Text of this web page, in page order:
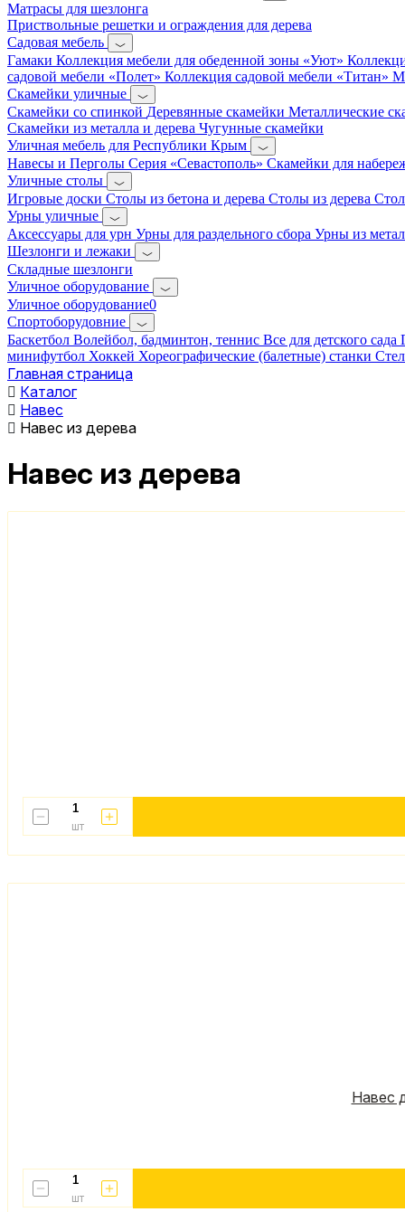
Матрасы для шезлонга
Приствольные решетки и ограждения для дерева
Садовая мебель
Гамаки Коллекция мебели для обеденной зоны «Уют»
садовой мебели «Полет» Коллекция садовой мебели «Титан»
Скамейки уличные
Скамейки со спинкой Деревянные скамейки Металлические
Скамейки из металла и дерева Чугунные скамейки
Уличная мебель для Республики Крым
Навесы и Перголы Серия «Севастополь» Скамейки для
Уличные столы
Игровые доски Столы из бетона и дерева Столы из дерева
Урны уличные
Аксессуары для урн Урны для раздельного сбора Урны из
Шезлонги и лежаки
Складные шезлонги
Уличное оборудование
Уличное оборудование0
Спортоборудовние
Баскетбол Волейбол, бадминтон, теннис Все для детского сада
минифутбол Хоккей Хореографические (балетные) станки
Главная страница
Каталог
Навес
Навес из дерева
Навес из дерева
шт
Навес
шт